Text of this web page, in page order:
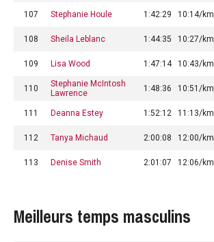
107 Stephanie Houle 1:42:29 10:14/km
108 Sheila Leblanc 1:44:35 10:27/km
109 Lisa Wood 1:47:14 10:43/km
110
Stephanie McIntosh
Lawrence
1:48:36 10:51/km
111 Deanna Estey 1:52:12 11:13/km
112 Tanya Michaud 2:00:08 12:00/km
113 Denise Smith 2:01:07 12:06/km
Meilleurs temps masculins